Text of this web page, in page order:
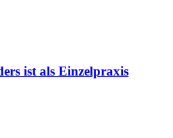
ist als Einzelpraxis